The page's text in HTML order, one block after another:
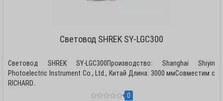
Световод SHREK SY-LGC300
Световод SHREK SY-LGC300Производство: Shanghai Shiyin
Photoelectric Instrument Co., Ltd., Китай Длина: 3000 ммСовместим с
RICHARD..
0